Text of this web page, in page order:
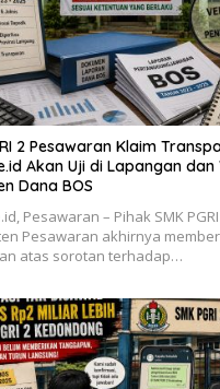
2 Pesawaran Klaim
Akan Uji di Lapangan
Dana BOS
Pesawaran – Pihak SMK
Pesawaran akhirnya
atas sorotan terhadap…